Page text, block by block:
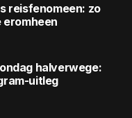
reisfenomeen: zo
eromheen
halverwege:
uitleg